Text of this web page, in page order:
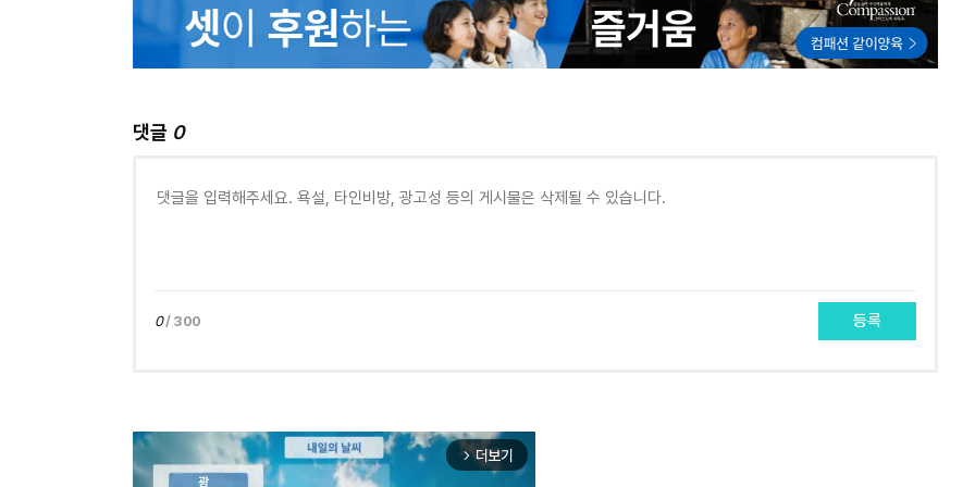
댓글 0
0/ 300 등록
arrow_forward_ios 더보기